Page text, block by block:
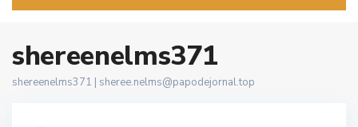
shereenelms371
shereenelms371 | sheree.nelms@papodejornal.top